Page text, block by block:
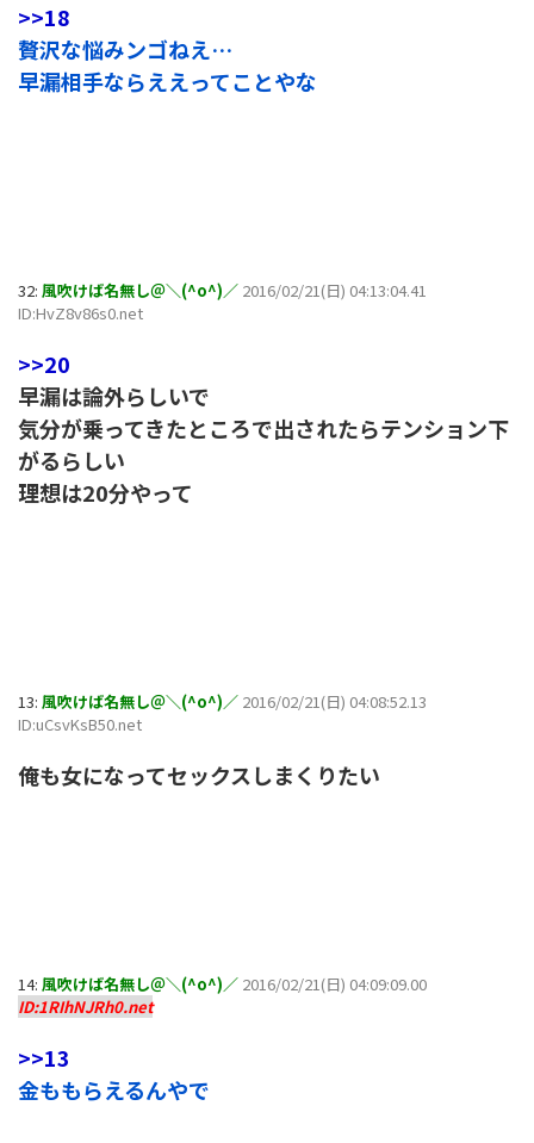
>>18
贅沢な悩みンゴねえ…
早漏相手ならええってことやな
32: 風吹けば名無し＠＼(^o^)／ 2016/02/21(日) 04:13:04.41
ID:HvZ8v86s0.net
>>20
早漏は論外らしいで
気分が乗ってきたところで出されたらテンション下
がるらしい
理想は20分やって
13: 風吹けば名無し＠＼(^o^)／ 2016/02/21(日) 04:08:52.13
ID:uCsvKsB50.net
俺も女になってセックスしまくりたい
14: 風吹けば名無し＠＼(^o^)／ 2016/02/21(日) 04:09:09.00
ID:1RIhNJRh0.net
>>13
金ももらえるんやで